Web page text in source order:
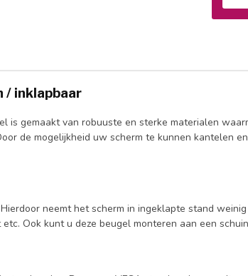
/ inklapbaar
gemaakt van robuuste en sterke materialen
de mogelijkheid uw scherm te kunnen kantelen
neemt het scherm in ingeklapte stand
Ook kunt u deze beugel monteren aan een